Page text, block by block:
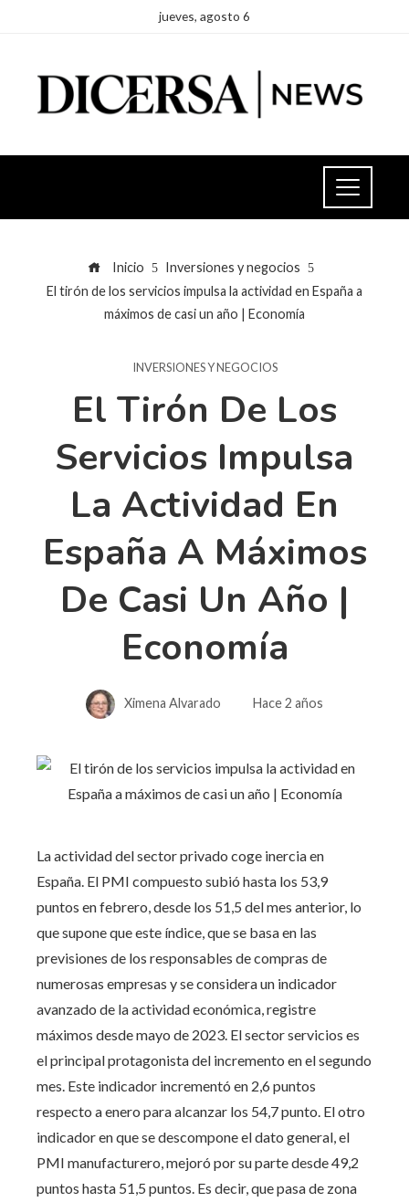
jueves, agosto 6
Inicio
Inversiones y negocios
El tirón de los servicios impulsa la actividad en España a
máximos de casi un año | Economía
INVERSIONES Y NEGOCIOS
El Tirón De Los
Servicios Impulsa
La Actividad En
España A Máximos
De Casi Un Año |
Economía
Ximena Alvarado Hace 2 años
La actividad del sector privado coge inercia en
España. El PMI compuesto subió hasta los 53,9
puntos en febrero, desde los 51,5 del mes anterior, lo
que supone que este índice, que se basa en las
previsiones de los responsables de compras de
numerosas empresas y se considera un indicador
avanzado de la actividad económica, registre
máximos desde mayo de 2023. El sector servicios es
el principal protagonista del incremento en el segundo
mes. Este indicador incrementó en 2,6 puntos
respecto a enero para alcanzar los 54,7 punto. El otro
indicador en que se descompone el dato general, el
PMI manufacturero, mejoró por su parte desde 49,2
puntos hasta 51,5 puntos. Es decir, que pasa de zona